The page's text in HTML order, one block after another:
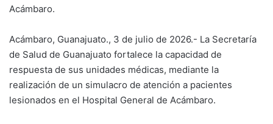
Acámbaro.
Acámbaro, Guanajuato., 3 de julio de 2026.- La Secretaría
de Salud de Guanajuato fortalece la capacidad de
respuesta de sus unidades médicas, mediante la
realización de un simulacro de atención a pacientes
lesionados en el Hospital General de Acámbaro.